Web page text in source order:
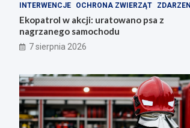
INTERWENCJE OCHRONA ZWIERZĄT
Ekopatrol w akcji: uratowano psa z
nagrzanego samochodu
7 sierpnia 2026